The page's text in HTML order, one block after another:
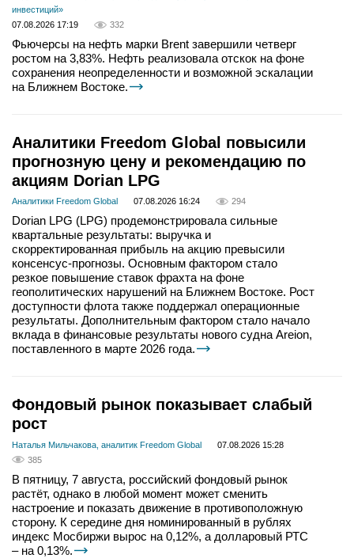
инвестиций»
07.08.2026 17:19
332
Фьючерсы на нефть марки Brent завершили четверг
ростом на 3,83%. Нефть реализовала отскок на фоне
сохранения неопределенности и возможной эскалации
на Ближнем Востоке.
Аналитики Freedom Global повысили
прогнозную цену и рекомендацию по
акциям Dorian LPG
Аналитики Freedom Global 07.08.2026 16:24 294
Dorian LPG (LPG) продемонстрировала сильные
квартальные результаты: выручка и
скорректированная прибыль на акцию превысили
консенсус-прогнозы. Основным фактором стало
резкое повышение ставок фрахта на фоне
геополитических нарушений на Ближнем Востоке. Рост
доступности флота также поддержал операционные
результаты. Дополнительным фактором стало начало
вклада в финансовые результаты нового судна Areion,
поставленного в марте 2026 года.
Фондовый рынок показывает слабый
рост
Наталья Мильчакова, аналитик Freedom Global
07.08.2026 15:28
385
В пятницу, 7 августа, российский фондовый рынок
растёт, однако в любой момент может сменить
настроение и показать движение в противоположную
сторону. К середине дня номинированный в рублях
индекс Мосбиржи вырос на 0,12%, а долларовый РТС
– на 0,13%.